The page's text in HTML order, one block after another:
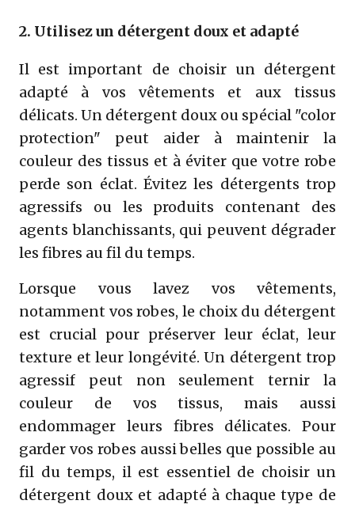
2. Utilisez un détergent doux et adapté
Il est important de choisir un détergent
adapté à vos vêtements et aux tissus
délicats. Un détergent doux ou spécial "color
protection" peut aider à maintenir la
couleur des tissus et à éviter que votre robe
perde son éclat. Évitez les détergents trop
agressifs ou les produits contenant des
agents blanchissants, qui peuvent dégrader
les fibres au fil du temps.
Lorsque vous lavez vos vêtements,
notamment vos robes, le choix du détergent
est crucial pour préserver leur éclat, leur
texture et leur longévité. Un détergent trop
agressif peut non seulement ternir la
couleur de vos tissus, mais aussi
endommager leurs fibres délicates. Pour
garder vos robes aussi belles que possible au
fil du temps, il est essentiel de choisir un
détergent doux et adapté à chaque type de